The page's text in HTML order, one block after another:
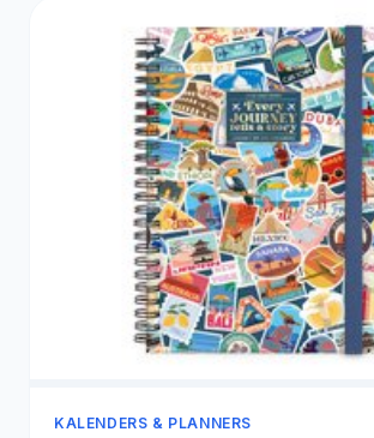
KALENDERS & PLANNERS